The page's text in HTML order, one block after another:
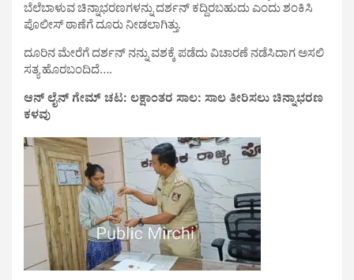
ಬೆಲೆಬಾಳುವ ಚಿನ್ನಾಭರಣಗಳನ್ನು ದರ್ಶನ್ ಕದ್ದಿರಬಹುದು ಎಂದು ಶಂಕಿಸಿ
ಪೊಲೀಸ್ ಠಾಣೆಗೆ ದೂರು ನೀಡಲಾಗಿತ್ತು.
ದೂರಿನ ಮೇರೆಗೆ ದರ್ಶನ್ ನನ್ನು ವಶಕ್ಕೆ ಪಡೆದು ವಿಚಾರಣೆ ನಡೆಸಿದಾಗ ಅಸಲಿ
ಸತ್ಯ ಹೊರಬಂದಿದೆ….
ಆನ್ ಲೈನ್ ಗೇಮ್ ಚಟ: ಲಕ್ಷಾಂತರ ಸಾಲ: ಸಾಲ ತೀರಿಸಲು ಚಿನ್ನಾಭರಣ
ಕಳವು